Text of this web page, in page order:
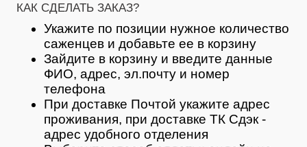
КАК СДЕЛАТЬ ЗАКАЗ?
Укажите по позиции нужное количество
саженцев и добавьте ее в корзину
Зайдите в корзину и введите данные
ФИО, адрес, эл.почту и номер
телефона
При доставке Почтой укажите адрес
проживания, при доставке ТК Сдэк -
адрес удобного отделения